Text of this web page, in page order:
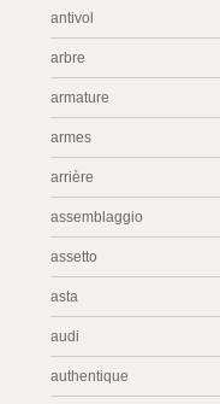
antivol
arbre
armature
armes
arrière
assemblaggio
assetto
asta
audi
authentique